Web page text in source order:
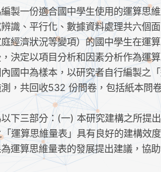
製一份適合國中學生使用的運算思
識、平行化、數據資料處理共六個
經濟狀況等變項）的國中學生在運
決定以項目分析和因素分析作為運
國中為樣本，以研究者自行編製之
，共回收532 份問卷，包括紙本問
下三部分：(一) 本研究建構之所提
運算思維量表」具有良好的建構效
運算思維量表的發展提出建議，協